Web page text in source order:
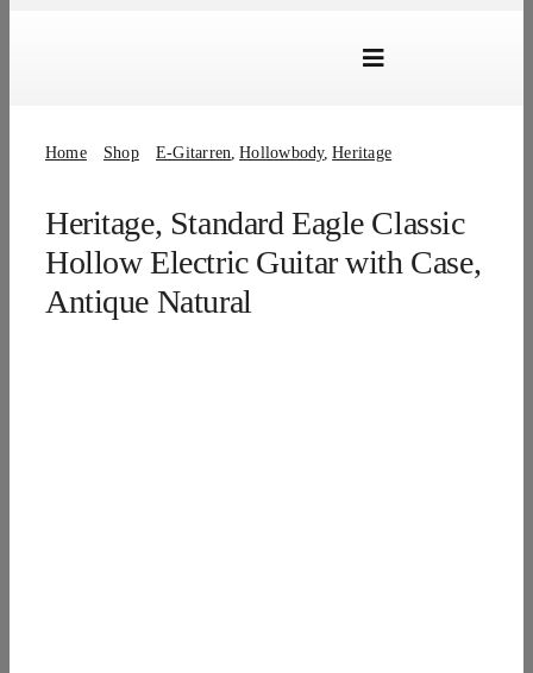
Toggle
Händlersuche
Home Shop E-Gitarren Hollowbody Heritage
Heritage, Standard Eagle Classic
Hollow Electric Guitar with Case,
Antique Natural